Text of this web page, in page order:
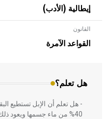
إيطالية (الأدب)
القانون
القواعد الآمرة
هل تعلم؟
- هل تعلم أن الأبلق نوع من
بالعمارة الإسلامية في
المعمار على بناء مداميكه
- هل تعلم أن الإبل تستطيع
40% من ماء جسمها ويعود